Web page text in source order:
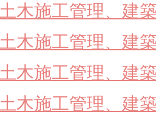
土木施工管理、建
土木施工管理、建
土木施工管理、建
土木施工管理、建